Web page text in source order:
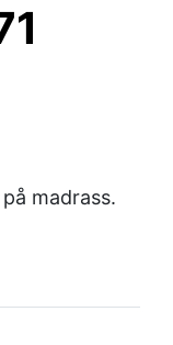
madrass.